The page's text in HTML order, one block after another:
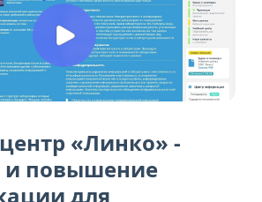
«Линко» -
и повышение
для